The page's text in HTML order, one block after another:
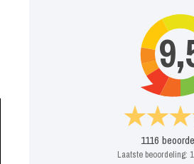
1116
Laatste beoordeling: